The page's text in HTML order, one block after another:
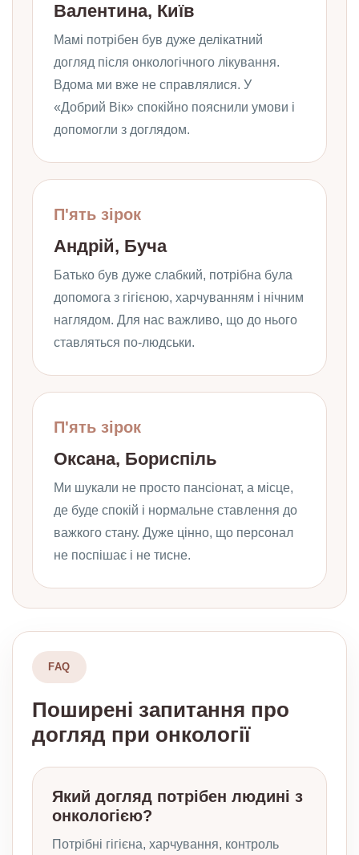
Валентина, Київ
Мамі потрібен був дуже делікатний
догляд після онкологічного лікування.
Вдома ми вже не справлялися. У
«Добрий Вік» спокійно пояснили умови і
допомогли з доглядом.
П'ять зірок
Андрій, Буча
Батько був дуже слабкий, потрібна була
допомога з гігієною, харчуванням і нічним
наглядом. Для нас важливо, що до нього
ставляться по-людськи.
П'ять зірок
Оксана, Бориспіль
Ми шукали не просто пансіонат, а місце,
де буде спокій і нормальне ставлення до
важкого стану. Дуже цінно, що персонал
не поспішає і не тисне.
FAQ
Поширені запитання про
догляд при онкології
Який догляд потрібен людині з
онкологією?
Потрібні гігієна, харчування, контроль